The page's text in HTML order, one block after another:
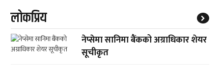
लाेकप्रिय
नेप्सेमा सानिमा बैंकको अग्राधिकार शेयर
सूचीकृत